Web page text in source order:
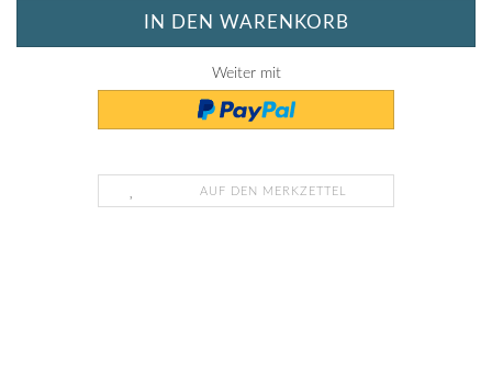
Weiter mit
AUF DEN MERKZETTEL